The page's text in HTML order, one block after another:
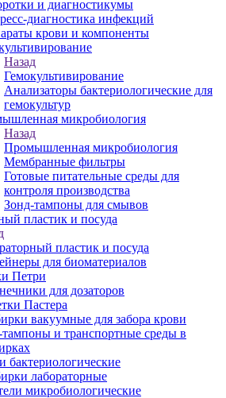
и диагностикумы
диагностика инфекций
крови и компоненты
Назад
Гемокультивирование
Анализаторы бактериологические для
гемокультур
микробиология
Назад
Промышленная микробиология
Мембранные фильтры
Готовые питательные среды для
контроля производства
Зонд-тампоны для смывов
пластик и посуда
пластик и посуда
для биоматериалов
Петри
для дозаторов
Пастера
вакуумные для забора крови
и транспортные среды в
бактериологические
лабораторные
микробиологические